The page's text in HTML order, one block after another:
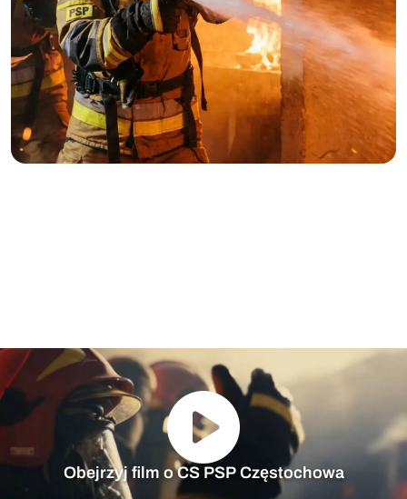
Obejrzyj film o CS PSP Częstochowa